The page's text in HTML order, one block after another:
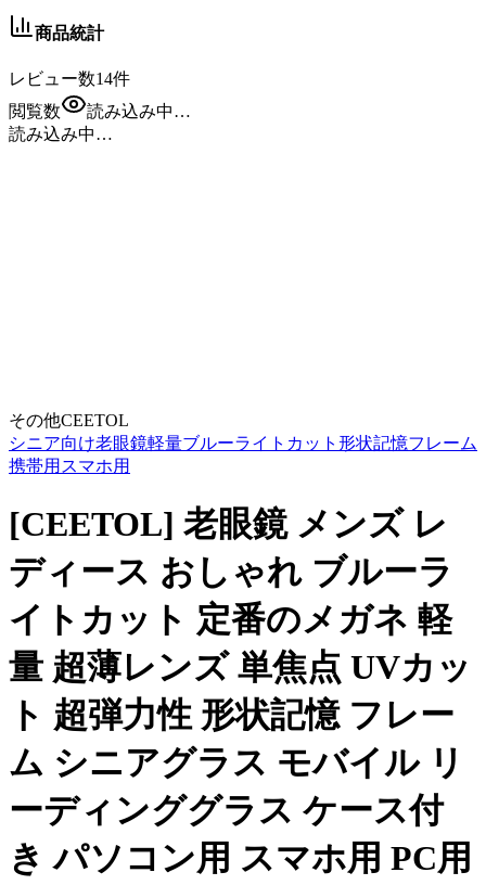
商品統計
レビュー数14件
閲覧数
読み込み中…
読み込み中…
その他CEETOL
シニア向け老眼鏡軽量ブルーライトカット 形状記憶フレーム
携帯用 スマホ用
[CEETOL] 老眼鏡 メンズ レ
ディース おしゃれ ブルーラ
イトカット 定番のメガネ 軽
量 超薄レンズ 単焦点 UVカッ
ト 超弾力性 形状記憶 フレー
ム シニアグラス モバイル リ
ーディンググラス ケース付
き パソコン用 スマホ用 PC用